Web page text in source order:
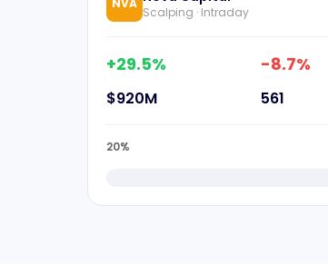
NVA
Scalping · Intraday
+29.5% -8.7%
$920M 561
20%